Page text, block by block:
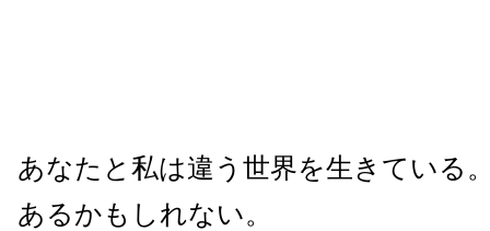
あなたと私は違う世界を生きている
あるかもしれない。